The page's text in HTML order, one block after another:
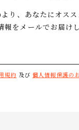
り、あなたにオスス
報をメールでお届けし
規約 及び 個人情報保護の